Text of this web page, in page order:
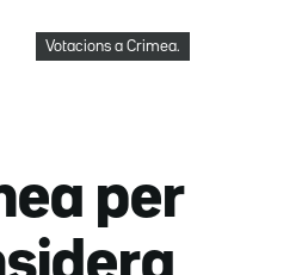
Votacions a Crimea.
per